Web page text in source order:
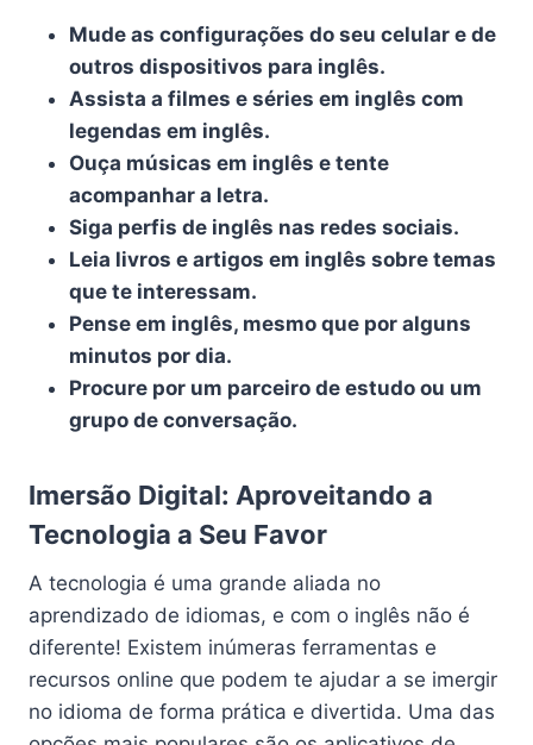
Mude as configurações do seu celular e de
outros dispositivos para inglês.
Assista a filmes e séries em inglês com
legendas em inglês.
Ouça músicas em inglês e tente
acompanhar a letra.
Siga perfis de inglês nas redes sociais.
Leia livros e artigos em inglês sobre temas
que te interessam.
Pense em inglês, mesmo que por alguns
minutos por dia.
Procure por um parceiro de estudo ou um
grupo de conversação.
Imersão Digital: Aproveitando a
Tecnologia a Seu Favor
A tecnologia é uma grande aliada no
aprendizado de idiomas, e com o inglês não é
diferente! Existem inúmeras ferramentas e
recursos online que podem te ajudar a se imergir
no idioma de forma prática e divertida. Uma das